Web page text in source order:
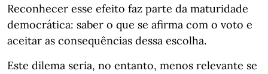
Reconhecer esse efeito faz parte da maturidade
democrática: saber o que se afirma com o voto e
aceitar as consequências dessa escolha.
Este dilema seria, no entanto, menos relevante se